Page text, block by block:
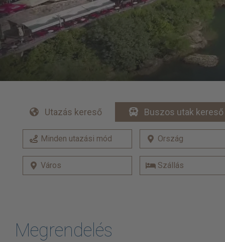
Utazás kereső Buszos utak kereső
Megrendelés